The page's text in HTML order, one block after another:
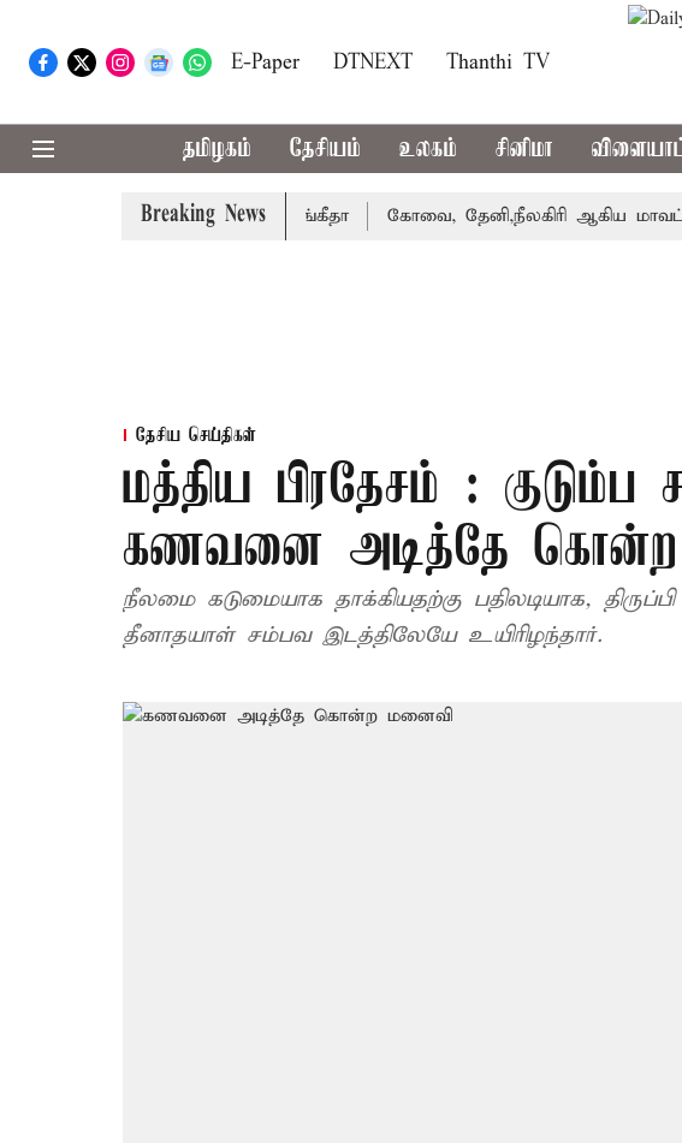
E-Paper DTNEXT Thanthi TV
தமிழகம் தேசியம் உலகம் சினிமா
Breaking News
வழக்கை வாபஸ் பெற்றார் சங்கீதா கோவை, தேனி,நீலகிரி ஆகிய
தேசிய செய்திகள்
மத்திய பிரதேசம் :
கணவனை அடித்தே
நீலமை கடுமையாக தாக்கியதற்கு பதிலடியாக,
தீனாதயாள் சம்பவ இடத்திலேயே உயிரிழந்தார்.